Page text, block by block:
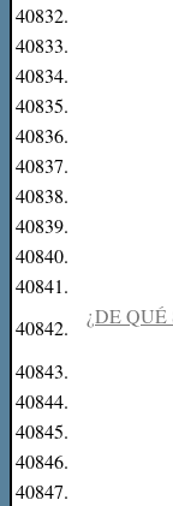
40832.
40833.
40834.
40835.
40836.
40837.
40838.
40839.
40840.
40841.
40842.
¿DE
40843.
40844.
40845.
40846.
40847.